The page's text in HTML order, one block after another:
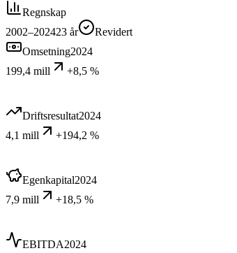
Regnskap
2002–202423 år
Revidert
Omsetning2024
199,4 mill
+8,5 %
Driftsresultat2024
4,1 mill
+194,2 %
Egenkapital2024
7,9 mill
+18,5 %
EBITDA2024